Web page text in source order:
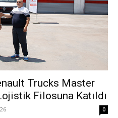
Trucks Master
Filosuna Katıldı
0